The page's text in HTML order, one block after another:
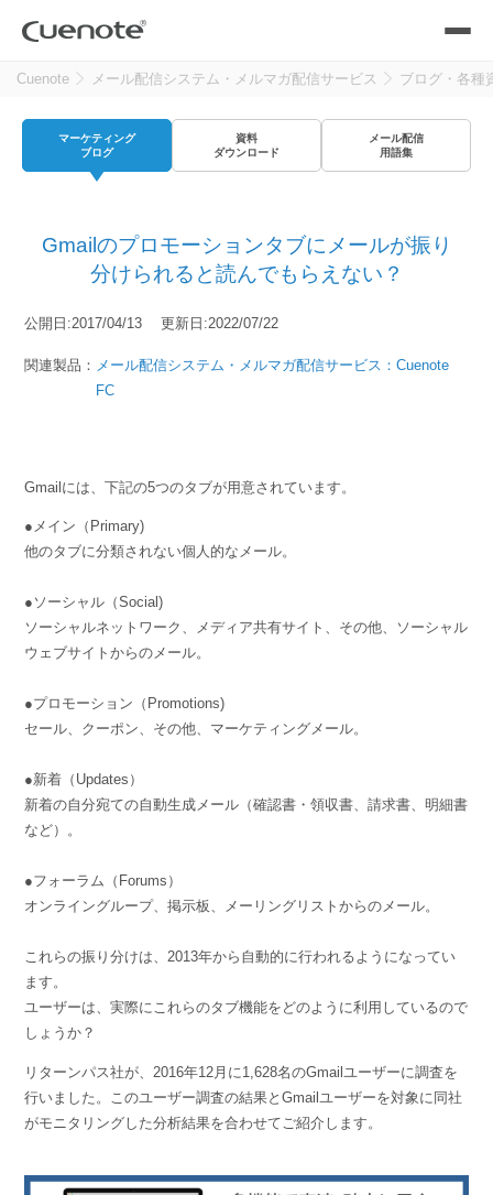
メール配信システム
メールリレーサーバー
kintone（キントーン）メール配信
Webプッシュ通知サービス
アンケートシステム・フォーム
緊急参集・安否確認
SNSプロモーション支援事業
活用シーン
会員獲得／ニーズ把握
組織的に管理
システム連携・効率化
セキュリティ対策
デジタルマーケティング
サポート
ブログ・各種資料
資料ダウンロード
メール配信用語集
資料請求・お問い合わせ
東京 03-6820-0515
（平日 10:00〜18:00）
Cuenote メール配信システム・メルマガ配信サービス ブログ・各種
マーケティング
ブログ
資料
ダウンロード
メール配信
用語集
Gmailのプロモーションタブにメールが振り
分けられると読んでもらえない？
公開日:2017/04/13 更新日:2022/07/22
関連製品： メール配信システム・メルマガ配信サービス：Cuenote
FC
Gmailには、下記の5つのタブが用意されています。
●メイン（Primary)
他のタブに分類されない個人的なメール。
●ソーシャル（Social)
ソーシャルネットワーク、メディア共有サイト、その他、ソーシャル
ウェブサイトからのメール。
●プロモーション（Promotions)
セール、クーポン、その他、マーケティングメール。
●新着（Updates）
新着の自分宛ての自動生成メール（確認書・領収書、請求書、明細書
など）。
●フォーラム（Forums）
オンライングループ、掲示板、メーリングリストからのメール。
これらの振り分けは、2013年から自動的に行われるようになってい
ます。
ユーザーは、実際にこれらのタブ機能をどのように利用しているので
しょうか？
リターンパス社が、2016年12月に1,628名のGmailユーザーに調査を
行いました。このユーザー調査の結果とGmailユーザーを対象に同社
がモニタリングした分析結果を合わせてご紹介します。